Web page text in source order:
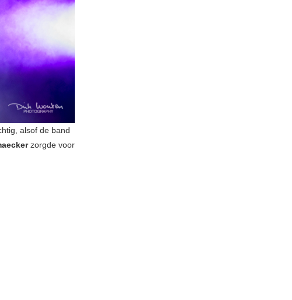
alsof de band
zorgde voor